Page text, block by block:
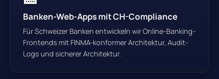
Banken-Web-Apps mit CH-Compliance
Für Schweizer Banken entwickeln wir Online-Banking-
Frontends mit FINMA-konformer Architektur, Audit-
Logs und sicherer Architektur.